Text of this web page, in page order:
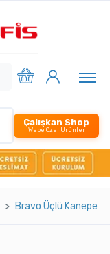
Çalışkan Shop
Webe Özel Ürünler
Bravo Üçlü Kanepe